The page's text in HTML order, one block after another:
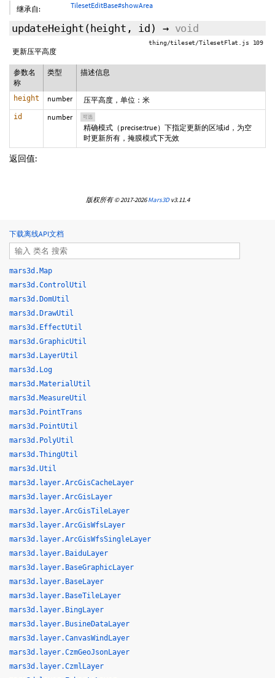
继承自: TilesetEditBase#showArea
updateHeight (height, id ) → void
thing/tileset/TilesetFlat.js 109
更新压平高度
参数名
称
类型 描述信息
height number 压平高度，单位：米
id number 可选
精确模式（precise:true）下指定更新的区域id，为空
时更新所有，掩膜模式下无效
返回值:
版权所有 © 2017-2026Mars3Dv3.11.4
下载离线API文档
mars3d.Map
mars3d.ControlUtil
mars3d.DomUtil
mars3d.DrawUtil
mars3d.EffectUtil
mars3d.GraphicUtil
mars3d.LayerUtil
mars3d.Log
mars3d.MaterialUtil
mars3d.MeasureUtil
mars3d.PointTrans
mars3d.PointUtil
mars3d.PolyUtil
mars3d.ThingUtil
mars3d.Util
mars3d.layer.ArcGisCacheLayer
mars3d.layer.ArcGisLayer
mars3d.layer.ArcGisTileLayer
mars3d.layer.ArcGisWfsLayer
mars3d.layer.ArcGisWfsSingleLayer
mars3d.layer.BaiduLayer
mars3d.layer.BaseGraphicLayer
mars3d.layer.BaseLayer
mars3d.layer.BaseTileLayer
mars3d.layer.BingLayer
mars3d.layer.BusineDataLayer
mars3d.layer.CanvasWindLayer
mars3d.layer.CzmGeoJsonLayer
mars3d.layer.CzmlLayer